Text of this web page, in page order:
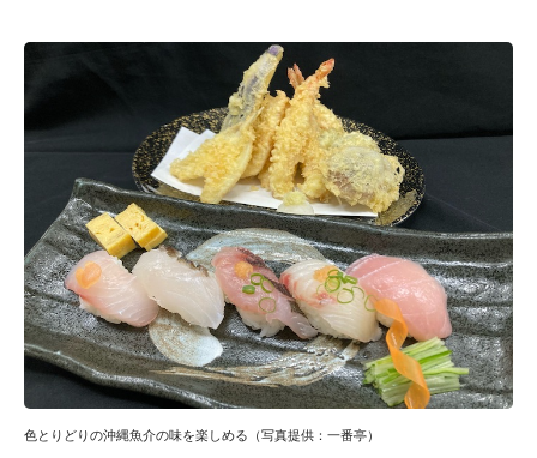
色とりどりの沖縄魚介の味を楽しめる（写真提供：一番亭）